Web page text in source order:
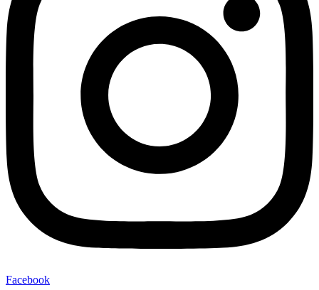
Facebook